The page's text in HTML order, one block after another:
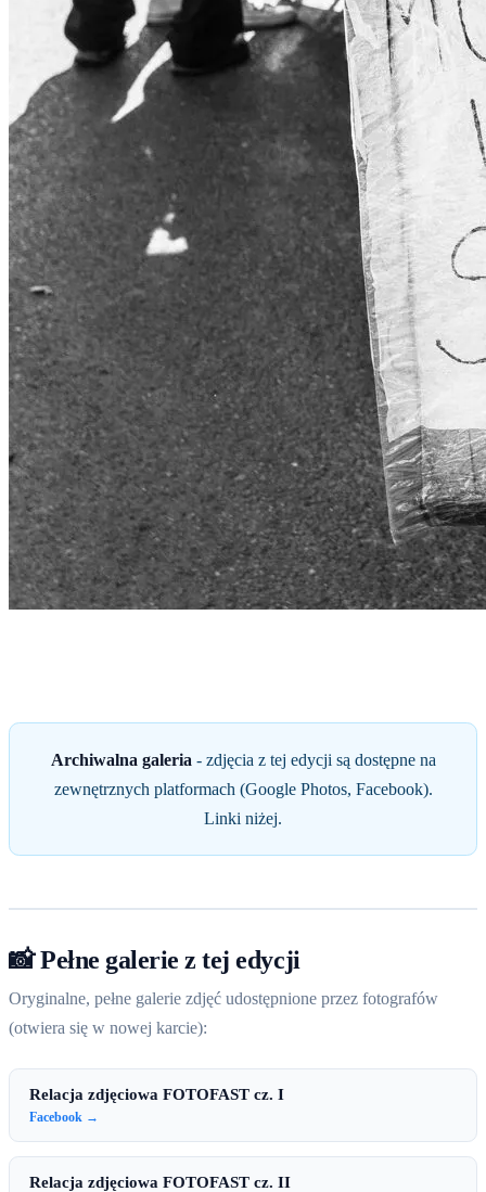
Archiwalna galeria - zdjęcia z tej edycji są dostępne na
zewnętrznych platformach (Google Photos, Facebook).
Linki niżej.
📸 Pełne galerie z tej edycji
Oryginalne, pełne galerie zdjęć udostępnione przez fotografów
(otwiera się w nowej karcie):
Relacja zdjęciowa FOTOFAST cz. I
Facebook →
Relacja zdjęciowa FOTOFAST cz. II